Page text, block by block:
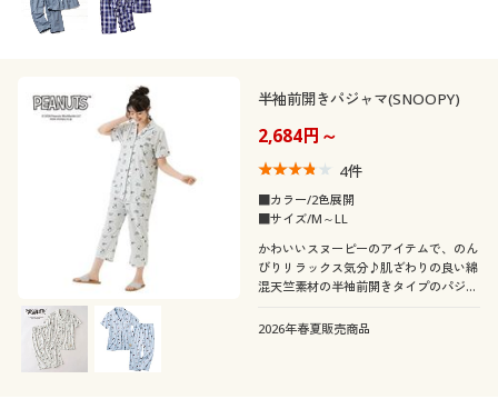
カタログ・チラシからのご注文
デジタルカタログ
カタログ無料プレゼント
会員メニュー
マイページ
閲覧履歴
こだわり条件
柄・デザイン
袖
半袖前開きパジャマ(SNOOPY)
2,684円～
4件
■カラー/2色展開
■サイズ/M～LL
かわいいスヌーピーのアイテムで、のん
びりリラックス気分♪肌ざわりの良い綿
混天竺素材の半袖前開きタイプのパジャ
2026年春夏販売商品